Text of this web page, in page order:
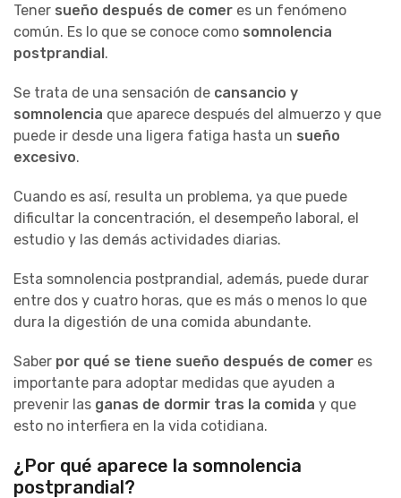
Tener sueño después de comer es un fenómeno
común. Es lo que se conoce como somnolencia
postprandial.
Se trata de una sensación de cansancio y
somnolencia que aparece después del almuerzo y que
puede ir desde una ligera fatiga hasta un sueño
excesivo.
Cuando es así, resulta un problema, ya que puede
dificultar la concentración, el desempeño laboral, el
estudio y las demás actividades diarias.
Esta somnolencia postprandial, además, puede durar
entre dos y cuatro horas, que es más o menos lo que
dura la digestión de una comida abundante.
Saber por qué se tiene sueño después de comer es
importante para adoptar medidas que ayuden a
prevenir las ganas de dormir tras la comida y que
esto no interfiera en la vida cotidiana.
¿Por qué aparece la somnolencia
postprandial?